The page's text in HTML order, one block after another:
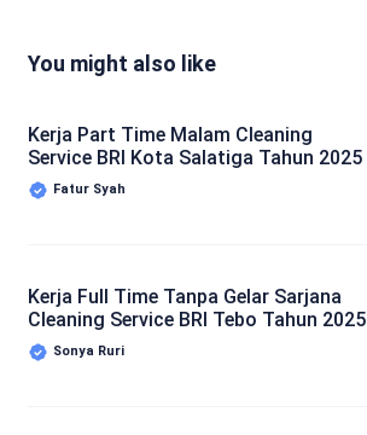
You might also like
Kerja Part Time Malam Cleaning
Service BRI Kota Salatiga Tahun 2025
Fatur Syah
Kerja Full Time Tanpa Gelar Sarjana
Cleaning Service BRI Tebo Tahun 2025
Sonya Ruri